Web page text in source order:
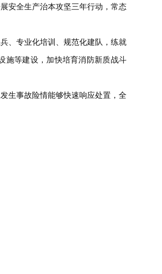
安全生产治本攻坚三年行动，常态
、专业化培训、规范化建队，练就
施等建设，加快培育消防新质战斗
生事故险情能够快速响应处置，全